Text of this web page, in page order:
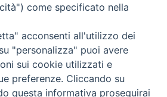
seguici su
Channel
2025
come specificato nella
acconsenti all'utilizzo dei
"personalizza" puoi avere
sui cookie utilizzati e
preferenze. Cliccando su
questa informativa proseguirai